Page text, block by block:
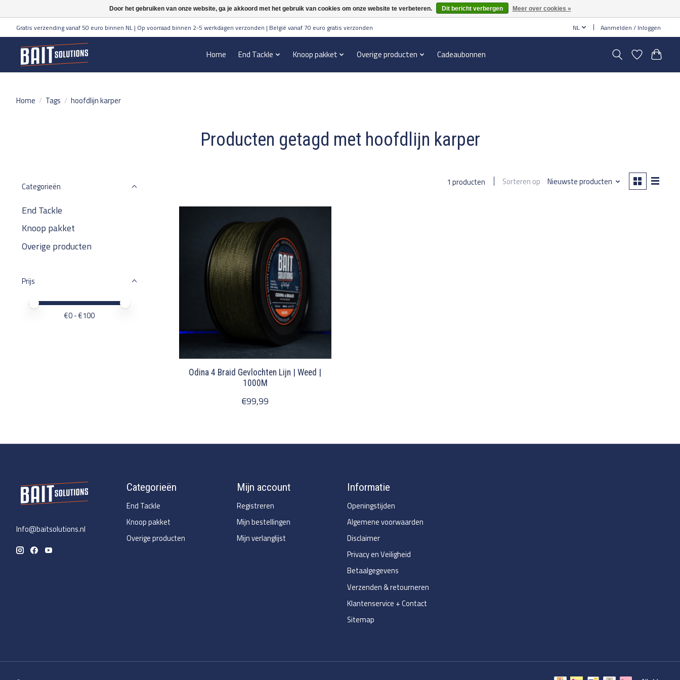
Gratis verzending vanaf 50 euro binnen NL | Op voorraad binnen 2-5 werkdagen verzonden | België vanaf 70 euro gratis verzonden NL Aanmelden / Inloggen
Home End Tackle Knoop pakket Overige producten Cadeaubonnen
Home / Tags / hoofdlijn karper
Producten getagd met hoofdlijn karper
Categorieën
End Tackle
Knoop pakket
Overige producten
Prijs
Minimale prijswaarde
Price maximum value
€0- €100
1 producten Sorteren op Nieuwste producten
Odina 4 Braid Gevlochten Lijn | Weed |
1000M
€99,99
Info@baitsolutions.nl
Categorieën
End Tackle
Knoop pakket
Overige producten
Mijn account
Registreren
Mijn bestellingen
Mijn verlanglijst
Informatie
Openingstijden
Algemene voorwaarden
Disclaimer
Privacy en Veiligheid
Betaalgegevens
Verzenden & retourneren
Klantenservice + Contact
Sitemap
Door het gebruiken van onze website, ga je akkoord met het gebruik van cookies om onze website te verbeteren. Dit bericht verbergen Meer over cookies »